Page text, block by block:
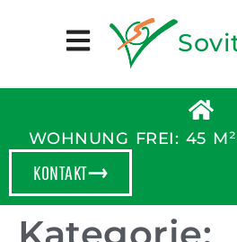
WOHNUNG FREI: 45
KONTAKT